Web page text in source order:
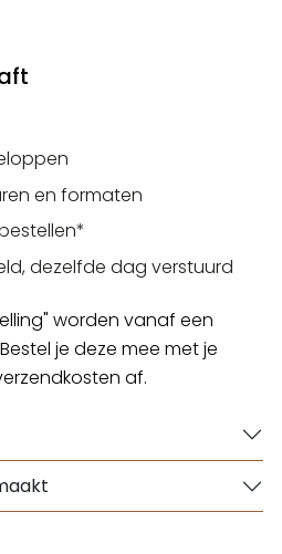
en formaten
dezelfde dag verstuurd
worden vanaf een
je deze mee met je
af.